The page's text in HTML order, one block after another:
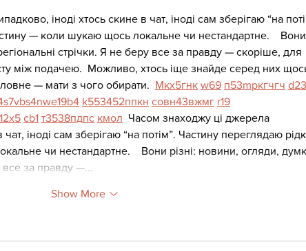
іноді хтось скине в чат, іноді сам зберігаю “на
— коли шукаю щось локальне чи нестандартне.
стрічки. Я не беру все за правду — скоріше, для
між подачею.  Можливо, хтось іще знайде серед них
— мати з чого обирати. Мкх5гнк w69 п53mpкгчгч d23
s7vbs4nwe19b4 k553452ппкн совн43вжмг r19
2x5 cb1 т3538пдпс кмол
  Часом знаходжу ці джерела
чат, іноді сам зберігаю “на потім”. Частину переглядаю
чи нестандартне.    Вони різні: новини, огляди,
все за правду —…
Show More